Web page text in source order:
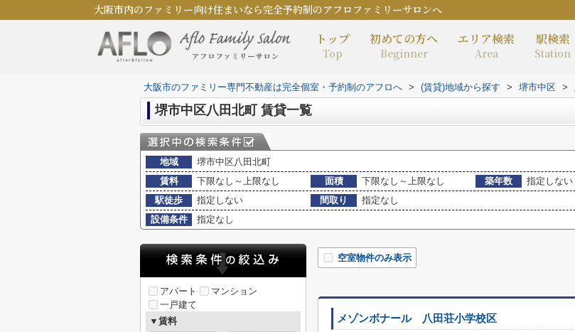
大阪市内のファミリー向け住まいなら完全予約制のアフロファミリーサロンへ
トップ
Top
初めての方へ
Beginner
エリア検索
Area
駅検索
Station
大阪市のファミリー専門不動産は完全個室・予約制のアフロへ > (賃貸)地域から探す > 堺市中区 >
堺市中区八田北町 賃貸一覧
地域
堺市中区八田北町
賃料
下限なし～上限なし 面積 下限なし～上限なし 築年数
指定しない
駅徒歩
指定しない 間取り
指定なし
設備条件
指定なし
空室物件のみ表示
メゾンボナール 八田荘小学校区
アパート
マンション
一戸建て
▼賃料